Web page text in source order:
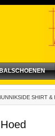
SHIRT &